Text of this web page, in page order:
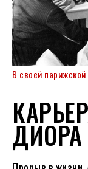
В своей
ДИОРА